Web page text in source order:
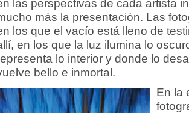
las perspectivas de cada artista
más la presentación. Las
los que el vacío está lleno de
en los que la luz ilumina lo
lo interior y donde lo
bello e inmortal.
En la